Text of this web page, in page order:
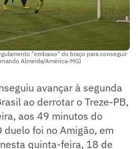
"embaixo" do braço para conseguir
Almeida/América-MG)
avançar à segunda
ao derrotar o Treze-PB,
aos 49 minutos do
duelo foi no Amigão, em
quinta-feira, 18 de